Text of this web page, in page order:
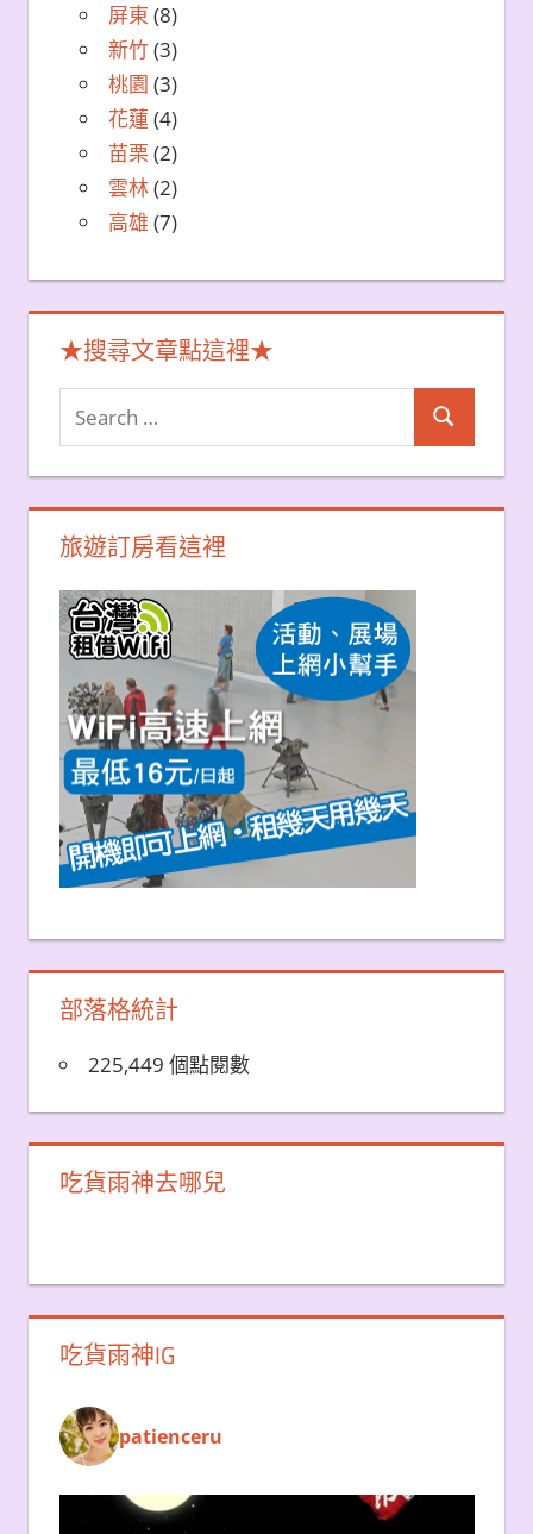
屏東 (8)
新竹(3)
桃園 (3)
花蓮 (4)
苗栗 (2)
雲林(2)
高雄 (7)
★搜尋文章點這裡★
Search
for:
Search
旅遊訂房看這裡
部落格統計
225,449 個點閱數
吃貨雨神去哪兒
吃貨雨神IG
patienceru